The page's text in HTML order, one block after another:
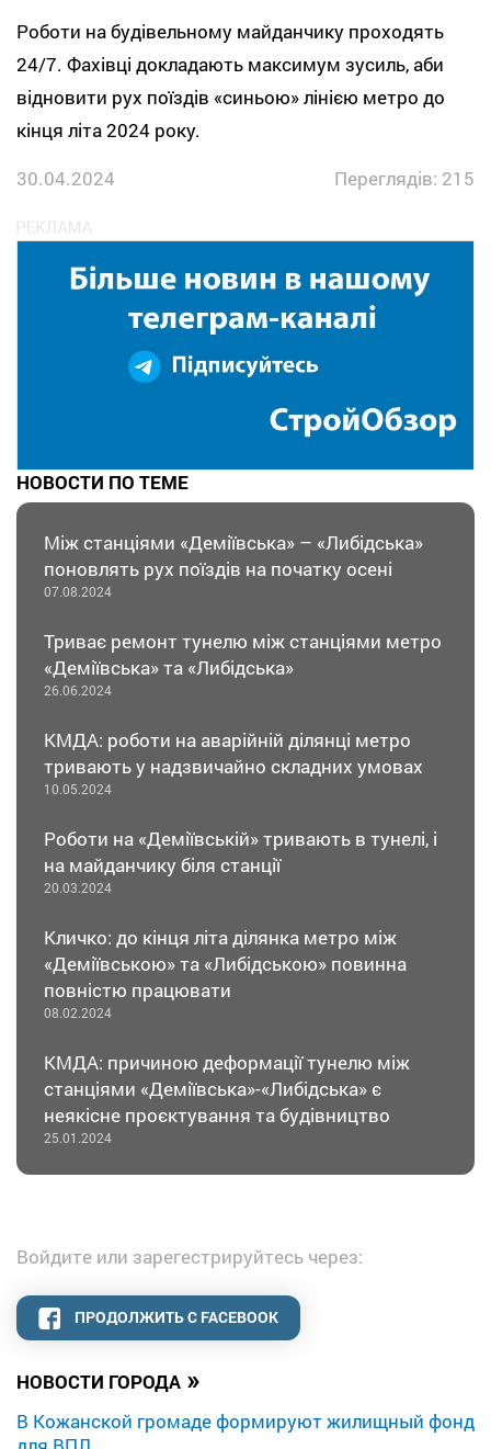
НОВОСТИ ГОРОДА »
В Кожанской громаде формируют жилищный фонд
Роботи на будівельному майданчику проходять
24/7. Фахівці докладають максимум зусиль, аби
відновити рух поїздів «синьою» лінією метро до
кінця літа 2024 року.
30.04.2024
Переглядів: 215
НОВОСТИ ПО ТЕМЕ
Між станціями «Деміївська» – «Либідська»
поновлять рух поїздів на початку осені
07.08.2024
Триває ремонт тунелю між станціями метро
«Деміївська» та «Либідська»
26.06.2024
КМДА: роботи на аварійній ділянці метро
тривають у надзвичайно складних умовах
10.05.2024
Роботи на «Деміївській» тривають в тунелі, і
на майданчику біля станції
20.03.2024
Кличко: до кінця літа ділянка метро між
«Деміївською» та «Либідською» повинна
повністю працювати
08.02.2024
КМДА: причиною деформації тунелю між
станціями «Деміївська»-«Либідська» є
неякісне проєктування та будівництво
25.01.2024
Войдите или зарегестрируйтесь через:
ПРОДОЛЖИТЬ С FACEBOOK